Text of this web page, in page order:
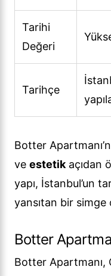
Tarihi
Değeri
Tarihçe
Botter
ve estetik açıdan
yapı, İstanbul’un
yansıtan bir
Botter
Botter Apartmanı,